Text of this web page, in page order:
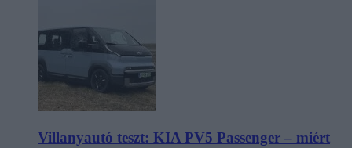
Villanyautó teszt: KIA PV5 Passenger – miért